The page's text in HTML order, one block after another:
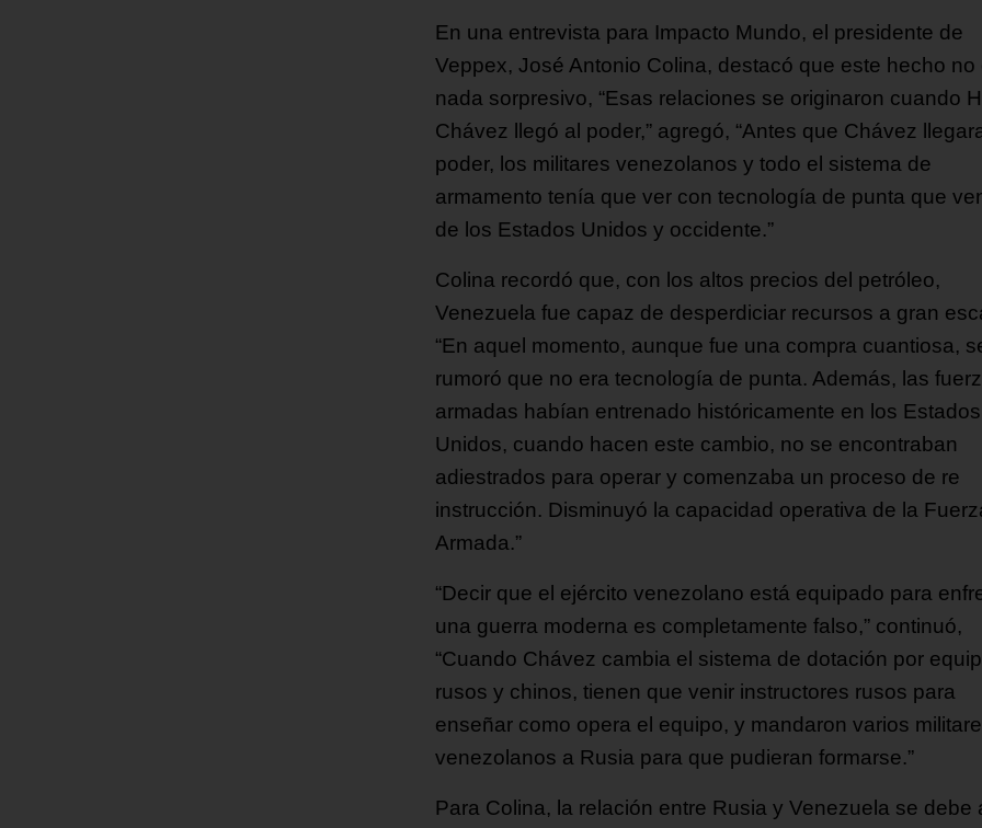
En una entrevista para Impacto Mundo, el presidente de
Veppex, José Antonio Colina, destacó que este hecho no
nada sorpresivo, “Esas relaciones se originaron cuando
Chávez llegó al poder,” agregó, “Antes que Chávez
poder, los militares venezolanos y todo el sistema de
armamento tenía que ver con tecnología de punta que
de los Estados Unidos y occidente.”
Colina recordó que, con los altos precios del petróleo,
Venezuela fue capaz de desperdiciar recursos a gran
“En aquel momento, aunque fue una compra cuantiosa,
rumoró que no era tecnología de punta. Además, las
armadas habían entrenado históricamente en los Estados
Unidos, cuando hacen este cambio, no se encontraban
adiestrados para operar y comenzaba un proceso de re
instrucción. Disminuyó la capacidad operativa de la
Armada.”
“Decir que el ejército venezolano está equipado para
una guerra moderna es completamente falso,” continuó,
“Cuando Chávez cambia el sistema de dotación por
rusos y chinos, tienen que venir instructores rusos para
enseñar como opera el equipo, y mandaron varios
venezolanos a Rusia para que pudieran formarse.”
Para Colina, la relación entre Rusia y Venezuela se debe